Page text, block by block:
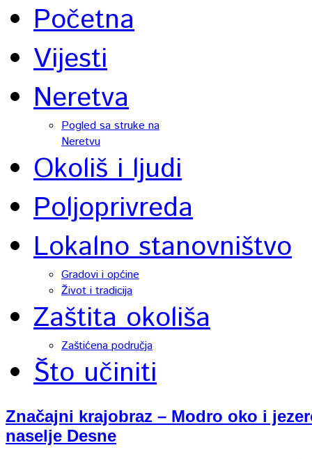
Početna
Vijesti
Neretva
Pogled sa struke na
Neretvu
Okoliš i ljudi
Poljoprivreda
Lokalno stanovništvo
Gradovi i općine
Život i tradicija
Zaštita okoliša
Zaštićena područja
Što učiniti
Značajni krajobraz – Modro oko i
naselje Desne